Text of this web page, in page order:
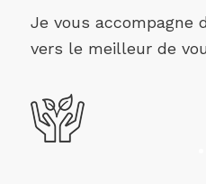
Je vous accompagne
vers le meilleur de